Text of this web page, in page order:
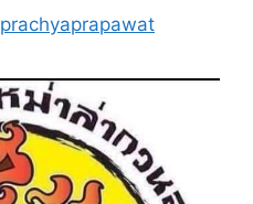
prachyaprapawat